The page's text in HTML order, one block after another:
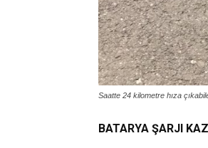
Saatte 24 kilometre hıza
BATARYA ŞARJI